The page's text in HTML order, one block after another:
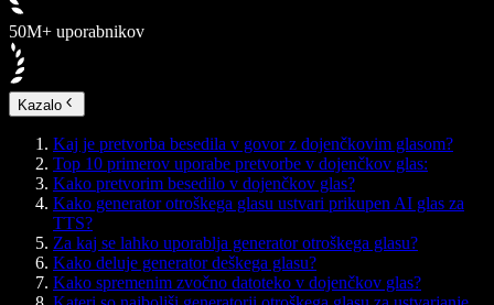
50M+ uporabnikov
Kazalo
Kaj je pretvorba besedila v govor z dojenčkovim glasom?
Top 10 primerov uporabe pretvorbe v dojenčkov glas:
Kako pretvorim besedilo v dojenčkov glas?
Kako generator otroškega glasu ustvari prikupen AI glas za
TTS?
Za kaj se lahko uporablja generator otroškega glasu?
Kako deluje generator deškega glasu?
Kako spremenim zvočno datoteko v dojenčkov glas?